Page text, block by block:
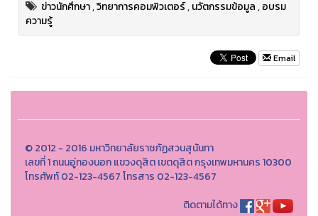
ข่าวนักศึกษา,วิทยาการคอมพิวเตอร์,นวัตกรรมข้อมูล,อบรม
ความรู้
Email
© 2012 - 2016 มหาวิทยาลัยราชภัฏสวนสุนันทา
เลขที่ 1 ถนนอู่ทองนอก แขวงดุสิต เขตดุสิต กรุงเทพมหานคร 10300
โทรศัพท์ 02-123-4567 โทรสาร 02-123-4567
ติดตามได้ทาง